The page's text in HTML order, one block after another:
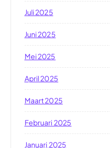
Juli 2025
Juni 2025
Mei 2025
April 2025
Maart 2025
Februari 2025
Januari 2025